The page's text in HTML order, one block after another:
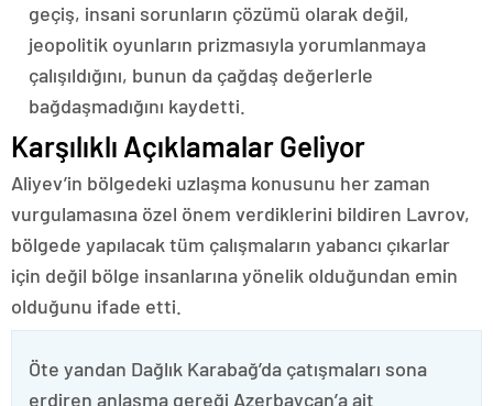
geçiş, insani sorunların çözümü olarak değil,
jeopolitik oyunların prizmasıyla yorumlanmaya
çalışıldığını, bunun da çağdaş değerlerle
bağdaşmadığını kaydetti.
Karşılıklı Açıklamalar Geliyor
Aliyev’in bölgedeki uzlaşma konusunu her zaman
vurgulamasına özel önem verdiklerini bildiren Lavrov,
bölgede yapılacak tüm çalışmaların yabancı çıkarlar
için değil bölge insanlarına yönelik olduğundan emin
olduğunu ifade etti.
Öte yandan Dağlık Karabağ’da çatışmaları sona
erdiren anlaşma gereği Azerbaycan’a ait